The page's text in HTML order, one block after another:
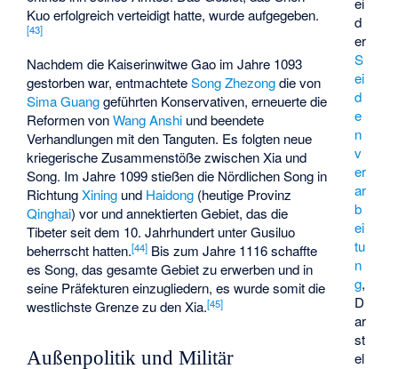
d
er
S
ei
d
e
n
v
er
ar
b
ei
tu
n
g,
D
ar
st
el
Kuo erfolgreich verteidigt hatte, wurde aufgegeben.
[43]
Nachdem die Kaiserinwitwe Gao im Jahre 1093
gestorben war, entmachteteSong Zhezongdie von
Sima Guanggeführten Konservativen, erneuerte die
Reformen vonWang Anshi und beendete
Verhandlungen mit den Tanguten. Es folgten neue
kriegerische Zusammenstöße zwischen Xia und
Song. Im Jahre 1099 stießen die Nördlichen Song in
RichtungXining und Haidong (heutige Provinz
Qinghai) vor und annektierten Gebiet, das die
Tibeter seit dem 10. Jahrhundert unterGusiluo
beherrscht hatten.[44] Bis zum Jahre 1116 schaffte
es Song, das gesamte Gebiet zu erwerben und in
seine Präfekturen einzugliedern, es wurde somit die
westlichste Grenze zu den Xia.[45]
Außenpolitik und Militär